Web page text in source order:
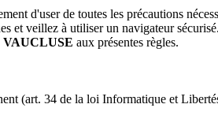
d'user de toutes les précautions
et veillez à utiliser un navigateur
aux présentes règles.
(art. 34 de la loi Informatique et